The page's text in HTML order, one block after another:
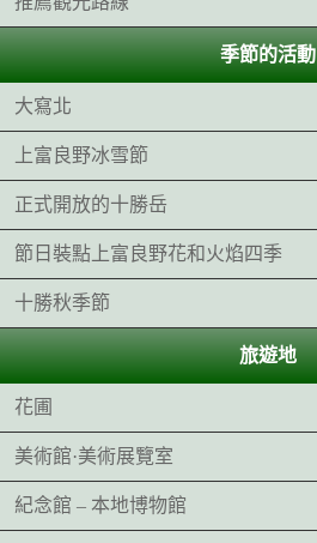
季節的活動
大寫北
上富良野冰雪節
正式開放的十勝岳
節日裝點上富良野花和火焰四季
十勝秋季節
旅遊地
花圃
美術館·美術展覽室
紀念館 – 本地博物館